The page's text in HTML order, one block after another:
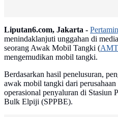
Liputan6.com, Jakarta -
menindaklanjuti unggahan di
seorang Awak Mobil Tangki (AMT
mengemudikan mobil tangki.
Berdasarkan hasil penelusuran,
awak mobil tangki dari
operasional penyaluran di Stasiun
Bulk Elpiji (SPPBE).